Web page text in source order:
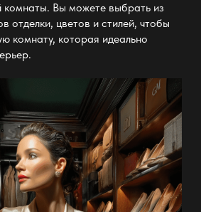
комнаты. Вы можете выбрать из
отделки, цветов и стилей, чтобы
комнату, которая идеально